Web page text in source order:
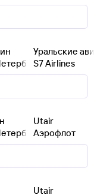
Уральские
S7 Airlines
Utair
Аэрофлот
Utair